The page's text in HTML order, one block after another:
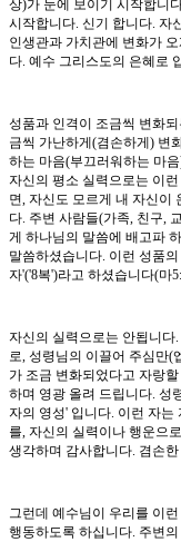
상)가 눈에 보이기 시작합니
시작합니다. 신기 합니다. 자
인생관과 가치관에 변화가
다. 예수 그리스도의 은혜로
성품과 인격이 조금씩 변화
금씩 가난하게(겸손하게) 변
하는 마음(부끄러워하는 마
자신의 평소 실력으로는 이
면, 자신도 모르게 내 자신이
다. 주변 사람들(가족, 친구,
게 하나님의 말씀에 배고파
말씀하셨습니다. 이런 성품
자'('8복')라고 하셨습니다(마
자신의 실력으로는 안됩니다
로, 성령님의 이끌어 주심만(
가 조금 변화되었다고 자랑
하며 영광 올려 드립니다. 성
자의 영성' 입니다. 이런 자
를, 자신의 실력이나 행운으
생각하며 감사합니다. 겸손
그런데 예수님이 우리를 이
행동하도록 하십니다. 주변